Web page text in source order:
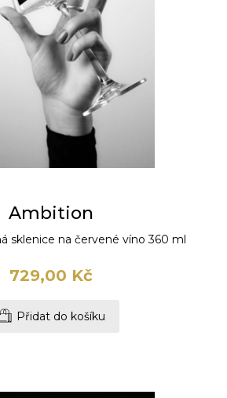
Ambition
sklenice na červené víno 360 ml
729,00 Kč
Přidat do košíku